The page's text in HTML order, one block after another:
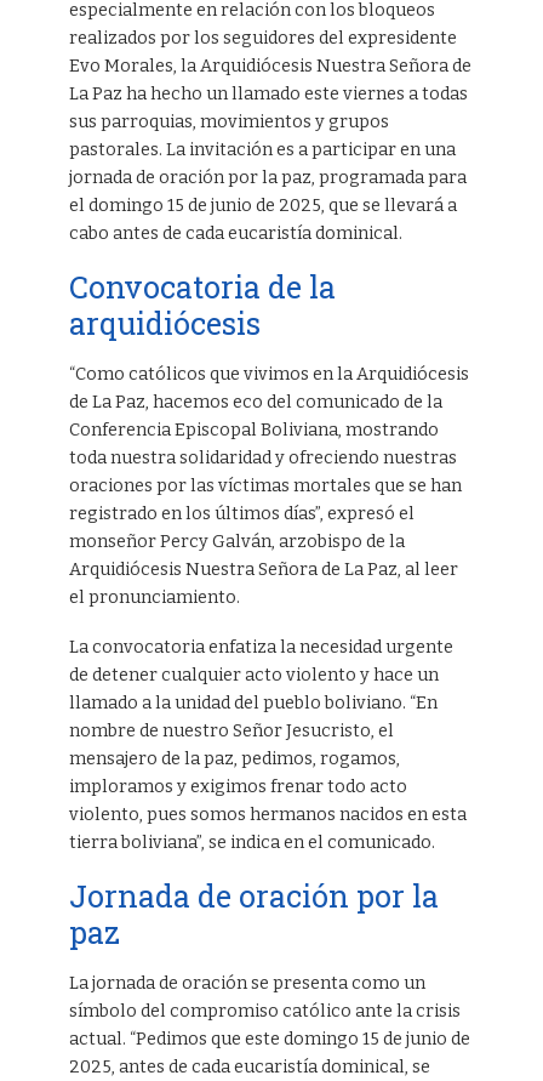
especialmente en relación con los bloqueos
realizados por los seguidores del expresidente
Evo Morales, la Arquidiócesis Nuestra Señora de
La Paz ha hecho un llamado este viernes a todas
sus parroquias, movimientos y grupos
pastorales. La invitación es a participar en una
jornada de oración por la paz, programada para
el domingo 15 de junio de 2025, que se llevará a
cabo antes de cada eucaristía dominical.
Convocatoria de la
arquidiócesis
“Como católicos que vivimos en la Arquidiócesis
de La Paz, hacemos eco del comunicado de la
Conferencia Episcopal Boliviana, mostrando
toda nuestra solidaridad y ofreciendo nuestras
oraciones por las víctimas mortales que se han
registrado en los últimos días”, expresó el
monseñor Percy Galván, arzobispo de la
Arquidiócesis Nuestra Señora de La Paz, al leer
el pronunciamiento.
La convocatoria enfatiza la necesidad urgente
de detener cualquier acto violento y hace un
llamado a la unidad del pueblo boliviano. “En
nombre de nuestro Señor Jesucristo, el
mensajero de la paz, pedimos, rogamos,
imploramos y exigimos frenar todo acto
violento, pues somos hermanos nacidos en esta
tierra boliviana”, se indica en el comunicado.
Jornada de oración por la
paz
La jornada de oración se presenta como un
símbolo del compromiso católico ante la crisis
actual. “Pedimos que este domingo 15 de junio de
2025, antes de cada eucaristía dominical, se